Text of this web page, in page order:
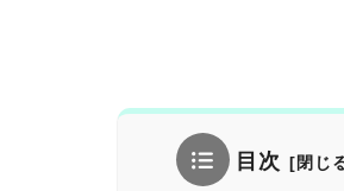
目次